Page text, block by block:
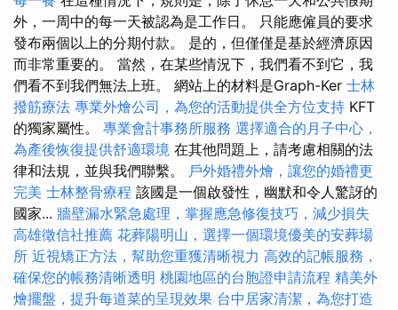
外，一周中的每一天被認為是工作日。 只能應僱員的要求
發布兩個以上的分期付款。 是的，但僅僅是基於經濟原因
而非常重要的。 當然，在某些情況下，我們看不到它，我
們看不到我們無法上班。 網站上的材料是Graph-Ker 士林
撥筋療法 專業外燴公司，為您的活動提供全方位支持 KFT
的獨家屬性。 專業會計事務所服務 選擇適合的月子中心，
為產後恢復提供舒適環境 在其他問題上，請考慮相關的法
律和法規，並與我們聯繫。 戶外婚禮外燴，讓您的婚禮更
完美 士林整骨療程 該國是一個啟發性，幽默和令人驚訝的
國家... 牆壁漏水緊急處理，掌握應急修復技巧，減少損失
高雄徵信社推薦 花葬陽明山，選擇一個環境優美的安葬場
所 近視矯正方法，幫助您重獲清晰視力 高效的記帳服務，
確保您的帳務清晰透明 桃園地區的台胞證申請流程 精美外
燴擺盤，提升每道菜的呈現效果 台中居家清潔，為您打造